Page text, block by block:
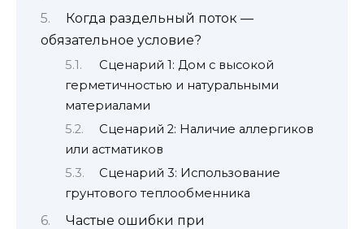
Когда раздельный поток —
обязательное условие?
Сценарий 1: Дом с высокой
герметичностью и натуральными
материалами
Сценарий 2: Наличие аллергиков
или астматиков
Сценарий 3: Использование
грунтового теплообменника
Частые ошибки при